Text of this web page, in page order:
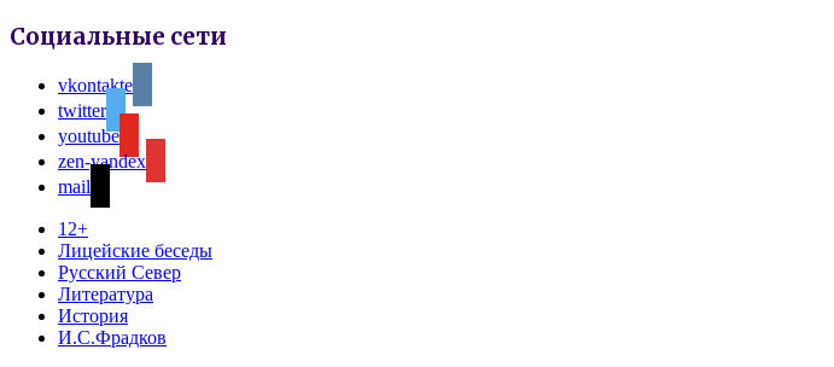
Социальные сети
vkontakte
twitter
youtube
zen-yandex
mail
12+
Лицейские беседы
Русский Север
Литература
История
И.С.Фрадков